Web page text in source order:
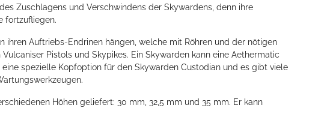
Zuschlagens und Verschwindens der Skywardens, denn ihre
fortzufliegen.
ihren Auftriebs-Endrinen hängen, welche mit Röhren und der nötigen
Pistols und Skypikes. Ein Skywarden kann eine Aethermatic
spezielle Kopfoption für den Skywarden Custodian und es gibt viele
Höhen geliefert: 30 mm, 32,5 mm und 35 mm. Er kann